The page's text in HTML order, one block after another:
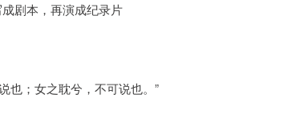
剧本，再演成纪录片
也；女之耽兮，不可说也。”